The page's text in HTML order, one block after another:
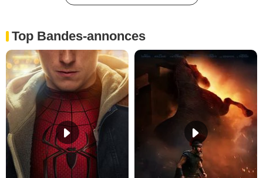
Top Bandes-annonces